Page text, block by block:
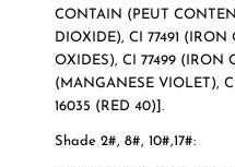
CONTAIN (PEUT
DIOXIDE), CI 77491 (IRON
OXIDES), CI 77499 (IRON
(MANGANESE VIOLET),
16035 (RED 40)].
Shade 2#, 8#, 10#,17#: